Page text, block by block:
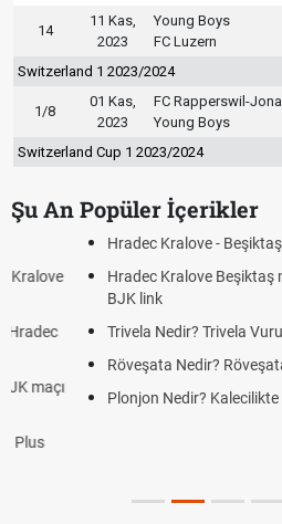
14
11 Kas,
2023
Young Boys
FC Luzern
Switzerland 1 2023/2024
1/8
01 Kas,
2023
FC Rapperswil-Jona
Young Boys
Switzerland Cup 1 2023/2024
Şu An Popüler İçerikler
Hradec Kralove - Beşiktaş maçı
Hradec Kralove Beşiktaş maçı
Trivela Nedir? Trivela Vuruşu Nasıl
Röveşata Nedir? Röveşata Vuruşu
Plonjon Nedir? Kalecilikte Plonjon